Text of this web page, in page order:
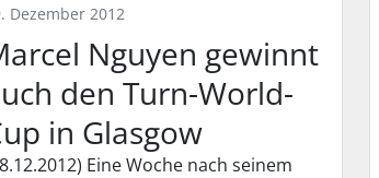
Dezember 2012
Nguyen gewinnt
den Turn-World-
in Glasgow
Eine Woche nach seinem